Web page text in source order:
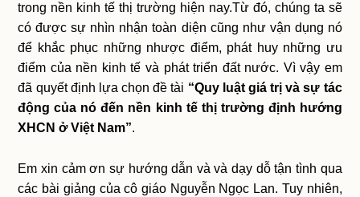
trong nền kinh tế thị trường hiện nay.Từ đó, chúng ta sẽ
có được sự nhìn nhận toàn diện cũng như vận dụng nó
để khắc phục những nhược điểm, phát huy những ưu
điểm của nền kinh tế và phát triển đất nước. Vì vậy em
đã quyết định lựa chọn đề tài “Quy luật giá trị và sự tác
động của nó đến nền kinh tế thị trường định hướng
XHCN ở Việt Nam”.
Em xin cảm ơn sự hướng dẫn và và dạy dỗ tận tình qua
các bài giảng của cô giáo Nguyễn Ngọc Lan. Tuy nhiên,